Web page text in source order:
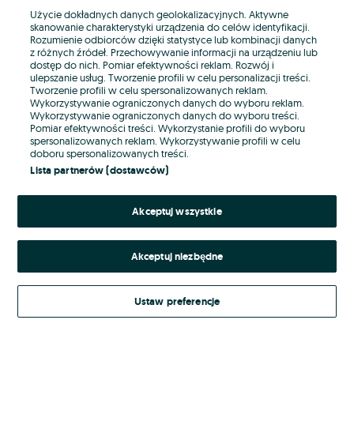
E-mail
Hasło
Nie pamiętasz hasła?
Zaloguj się
Kontynuując za pośrednictwem jednego z dostawców wskazanych powyżej,
Regulamin serwisuOLX.pl w jego aktualnym brzmieniu.
Użycie dokładnych danych geolokalizacyjnych. Aktywne
skanowanie charakterystyki urządzenia do celów identyfikacji.
Rozumienie odbiorców dzięki statystyce lub kombinacji danych
z różnych źródeł. Przechowywanie informacji na urządzeniu lub
dostęp do nich. Pomiar efektywności reklam. Rozwój i
ulepszanie usług. Tworzenie profili w celu personalizacji treści.
Tworzenie profili w celu spersonalizowanych reklam.
Wykorzystywanie ograniczonych danych do wyboru reklam.
Wykorzystywanie ograniczonych danych do wyboru treści.
Pomiar efektywności treści. Wykorzystanie profili do wyboru
spersonalizowanych reklam. Wykorzystywanie profili w celu
doboru spersonalizowanych treści.
Lista partnerów (dostawców)
Akceptuj wszystkie
Akceptuj niezbędne
Ustaw preferencje